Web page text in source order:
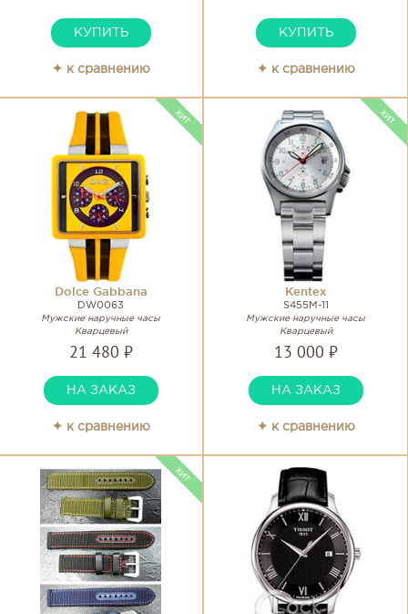
КУПИТЬ
✦ к сравнению
КУПИТЬ
✦ к сравнению
Dolce Gabbana
DW0063
Мужские наручные часы
Кварцевый
21 480 ₽
НА ЗАКАЗ
✦ к сравнению
Kentex
S455M-11
Мужские наручные часы
Кварцевый
13 000 ₽
НА ЗАКАЗ
✦ к сравнению